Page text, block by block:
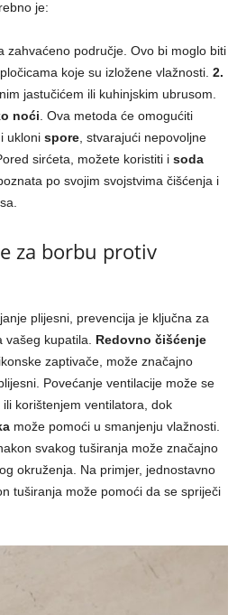
je:
zahvaćeno područje. Ovo bi moglo biti
koje su izložene vlažnosti. 2.
jastučićem ili kuhinjskim ubrusom.
noći . Ova metoda će omogućiti
ukloni spore , stvarajući nepovoljne
sirćeta, možete koristiti i soda
po svojim svojstvima čišćenja i
za borbu protiv
plijesni, prevencija je ključna za
kupatila. Redovno čišćenje
zaptivače, može značajno
Povećanje ventilacije može se
korištenjem ventilatora, dok
može pomoći u smanjenju vlažnosti.
svakog tuširanja može značajno
okruženja. Na primjer, jednostavno
tuširanja može pomoći da se spriječi